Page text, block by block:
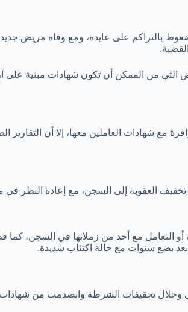
بالتراكم على عايدة، ومع وفاة مريض
التي من الممكن أن تكون شهادات مبنية على
مع شهادات العاملين معها، إلا أن
العقوبة إلى السجن، مع إعادة النظر في
التعامل مع أحد من زملائها في السجن، كما
بضع سنوات مع حالة اكتئاب شديدة.
وخلال تحقيقات الشرطة وانصدمت من